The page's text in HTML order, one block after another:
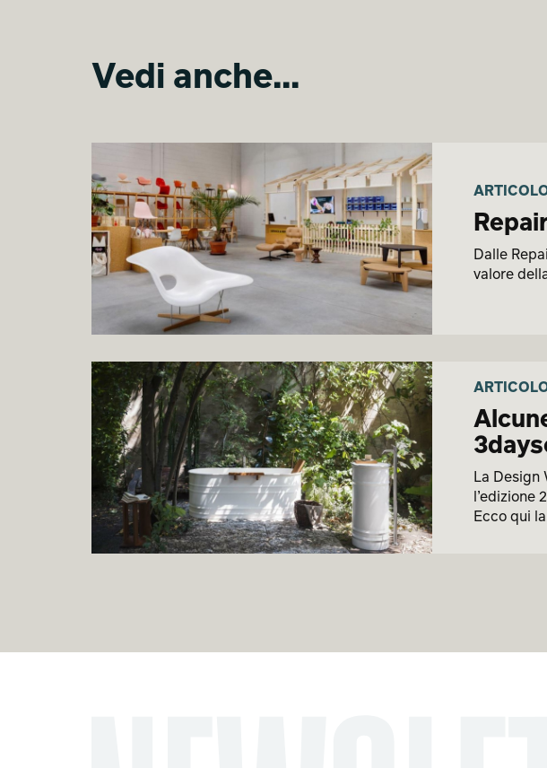
Vedi anche...
Dalle
valore
La Design
Ecco qui